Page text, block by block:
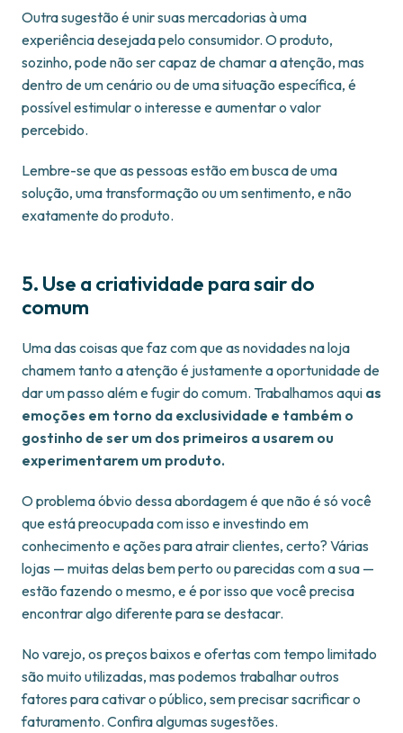
Outra sugestão é unir suas mercadorias à uma
experiência desejada pelo consumidor. O produto,
sozinho, pode não ser capaz de chamar a atenção, mas
dentro de um cenário ou de uma situação específica, é
possível estimular o interesse e aumentar o valor
percebido.
Lembre-se que as pessoas estão em busca de uma
solução, uma transformação ou um sentimento, e não
exatamente do produto.
5. Use a criatividade para sair do
comum
Uma das coisas que faz com que as novidades na loja
chamem tanto a atenção é justamente a oportunidade de
dar um passo além e fugir do comum. Trabalhamos aqui as
emoções em torno da exclusividade e também o
gostinho de ser um dos primeiros a usarem ou
experimentarem um produto.
O problema óbvio dessa abordagem é que não é só você
que está preocupada com isso e investindo em
conhecimento e ações para atrair clientes, certo? Várias
lojas — muitas delas bem perto ou parecidas com a sua —
estão fazendo o mesmo, e é por isso que você precisa
encontrar algo diferente para se destacar.
No varejo, os preços baixos e ofertas com tempo limitado
são muito utilizadas, mas podemos trabalhar outros
fatores para cativar o público, sem precisar sacrificar o
faturamento. Confira algumas sugestões.